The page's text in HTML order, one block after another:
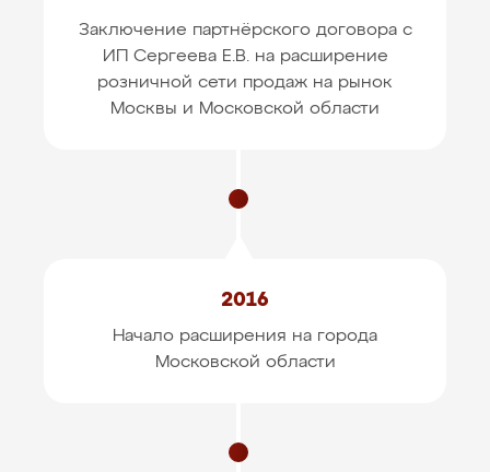
Заключение партнёрского договора с
ИП Сергеева Е.В. на расширение
розничной сети продаж на рынок
Москвы и Московской области
2016
Начало расширения на города
Московской области